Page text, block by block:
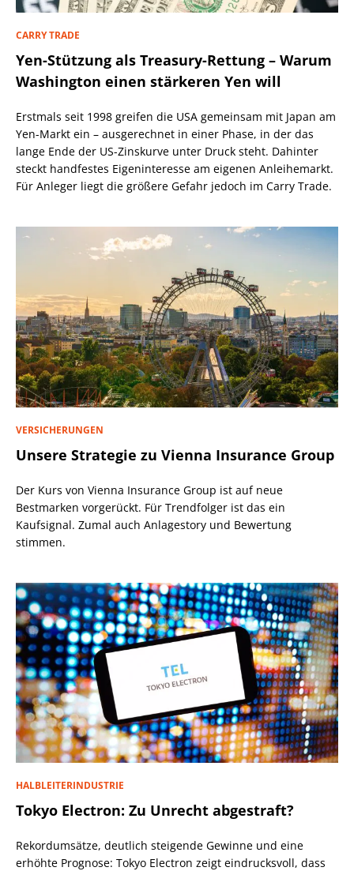
CARRY TRADE
Yen-Stützung als Treasury-Rettung – Warum
Washington einen stärkeren Yen will
Erstmals seit 1998 greifen die USA gemeinsam mit Japan am
Yen-Markt ein – ausgerechnet in einer Phase, in der das
lange Ende der US-Zinskurve unter Druck steht. Dahinter
steckt handfestes Eigeninteresse am eigenen Anleihemarkt.
Für Anleger liegt die größere Gefahr jedoch im Carry Trade.
VERSICHERUNGEN
Unsere Strategie zu Vienna Insurance Group
Der Kurs von Vienna Insurance Group ist auf neue
Bestmarken vorgerückt. Für Trendfolger ist das ein
Kaufsignal. Zumal auch Anlagestory und Bewertung
stimmen.
HALBLEITERINDUSTRIE
Tokyo Electron: Zu Unrecht abgestraft?
Rekordumsätze, deutlich steigende Gewinne und eine
erhöhte Prognose: Tokyo Electron zeigt eindrucksvoll, dass